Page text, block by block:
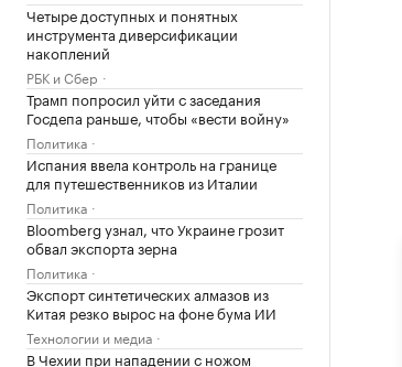
Четыре доступных и понятных
инструмента диверсификации
накоплений
РБК и Сбер
Трамп попросил уйти с заседания
Госдепа раньше, чтобы «вести войну»
Политика
Испания ввела контроль на границе
для путешественников из Италии
Политика
Bloomberg узнал, что Украине грозит
обвал экспорта зерна
Политика
Экспорт синтетических алмазов из
Китая резко вырос на фоне бума ИИ
Технологии и медиа
В Чехии при нападении с ножом